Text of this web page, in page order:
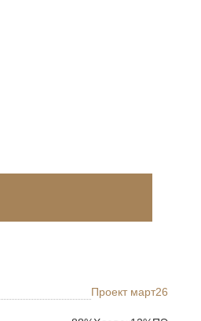
Проект март26